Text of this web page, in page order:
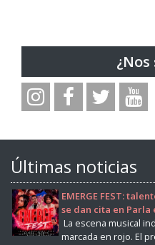
¿Nos
Últimas noticias
EMERGE FEST:
se dan cita en Parla
La escena musical
marcada en rojo. El